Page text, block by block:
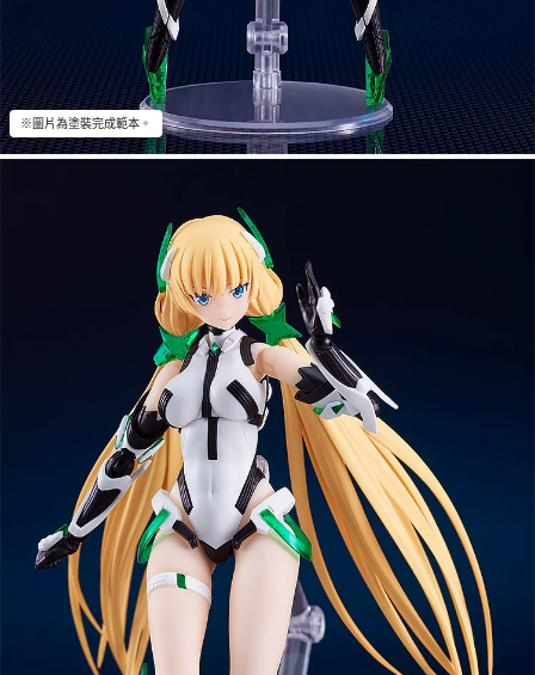
※圖片為塗裝完成範本。